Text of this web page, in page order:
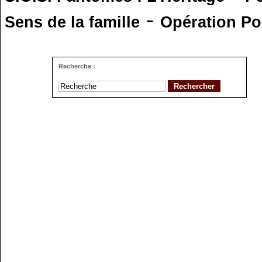
Sens de la famille - Opération
Recherche :